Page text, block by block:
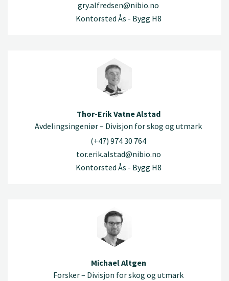
gry.alfredsen@nibio.no
Kontorsted Ås - Bygg H8
Thor-Erik Vatne Alstad
Avdelingsingeniør – Divisjon for skog og utmark
(+47) 974 30 764
tor.erik.alstad@nibio.no
Kontorsted Ås - Bygg H8
Michael Altgen
Forsker – Divisjon for skog og utmark